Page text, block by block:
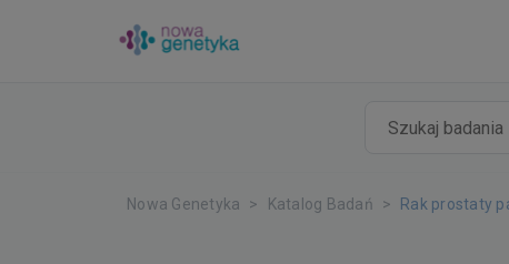
Nowa Genetyka Katalog Badań Rak prostaty